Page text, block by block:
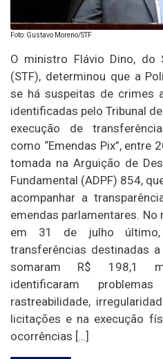
Foto: Gustavo Moreno/STF
O ministro Flávio Dino, do
(STF), determinou que a
se há suspeitas de crimes
identificadas pelo Tribunal
execução de
como “Emendas Pix”, entre
tomada na Arguição de
Fundamental (ADPF) 854,
acompanhar a
emendas parlamentares.
em 31 de julho
transferências destinadas
somaram R$ 198,1
identificaram
rastreabilidade,
licitações e na execução
ocorrências […]